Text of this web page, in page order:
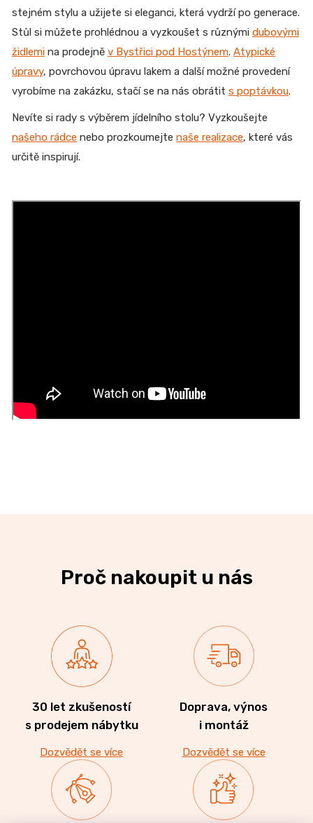
stejném stylu a užijete si eleganci, která vydrží po generace.
Stůl si můžete prohlédnou a vyzkoušet s různými dubovými
židlemi na prodejně v Bystřici pod Hostýnem. Atypické
úpravy, povrchovou úpravu lakem a další možné provedení
vyrobíme na zakázku, stačí se na nás obrátit s poptávkou.
Nevíte si rady s výběrem jídelního stolu? Vyzkoušejte
našeho rádce nebo prozkoumejte naše realizace, které vás
určitě inspirují.
Proč nakoupit u nás
30 let zkušeností
s prodejem nábytku
Dozvědět se více
Doprava, výnos
i montáž
Dozvědět se více